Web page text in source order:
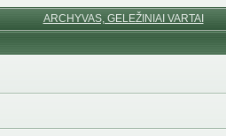
ARCHYVAS, GELEŽINIAI VARTAI